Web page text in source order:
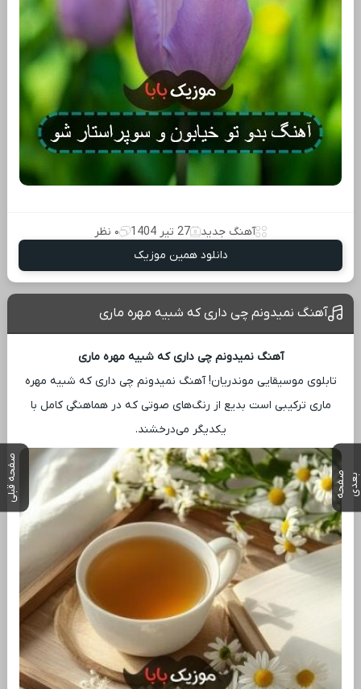
آهنگ جدید 27 تیر 1404
۰ نظر
دانلود همین موزیک
آهنگ نمیدونم چی داری که شبیه مهره ماری
آهنگ نمیدونم چی داری که شبیه مهره ماری
تابلوی موسیقایی موندریان! آهنگ نمیدونم چی داری که شبیه مهره
ماری ترکیبی است بدیع از رنگ‌های صوتی که در هماهنگی کامل با
یکدیگر می‌درخشند.
ص
ف
ح
ه ب ع
د ی صفحه قبلی